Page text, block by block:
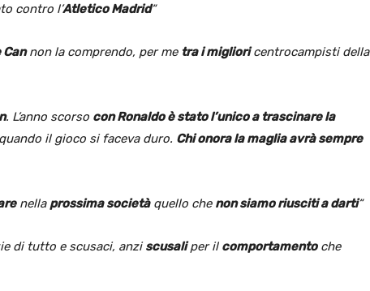
contro l’Atletico Madrid“
Cannon la comprendo, per me tra i miglioricentrocampisti della
. L’anno scorso con Ronaldo è stato l’unico a trascinare la
il gioco si faceva duro. Chi onora la maglia avrà sempre
nella prossima societàquello che non siamo riusciti a darti“
di tutto e scusaci, anziscusaliper il comportamentoche